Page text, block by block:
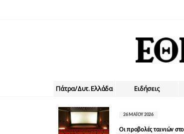
Πάτρα/Δυτ. Ελλάδα Ειδήσεις
26 ΜΑΪ́ΟΥ 2026
Οι προβολές ταινιών στο